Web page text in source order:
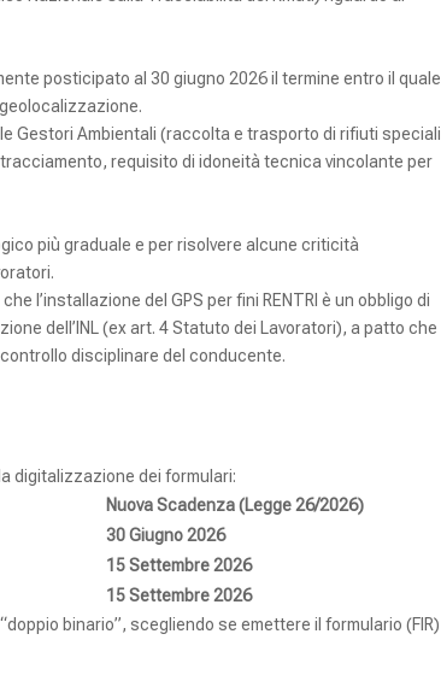
posticipato al 30 giugno 2026 il termine entro il quale
Gestori Ambientali (raccolta e trasporto di rifiuti speciali
requisito di idoneità tecnica vincolante per
più graduale e per risolvere alcune criticità
l’installazione del GPS per fini RENTRI è un obbligo di
dell’INL (ex art. 4 Statuto dei Lavoratori), a patto che
disciplinare del conducente.
digitalizzazione dei formulari:
Nuova Scadenza (Legge 26/2026)
30 Giugno 2026
15 Settembre 2026
15 Settembre 2026
binario”, scegliendo se emettere il formulario (FIR)